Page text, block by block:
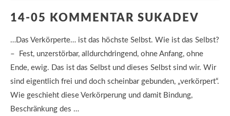
14-05 KOMMENTAR SUKADEV
…Das Verkörperte… ist das höchste Selbst. Wie ist das Selbst?
– Fest, unzerstörbar, alldurchdringend, ohne Anfang, ohne
Ende, ewig. Das ist das Selbst und dieses Selbst sind wir. Wir
sind eigentlich frei und doch scheinbar gebunden, „verkörpert“.
Wie geschieht diese Verkörperung und damit Bindung,
Beschränkung des …